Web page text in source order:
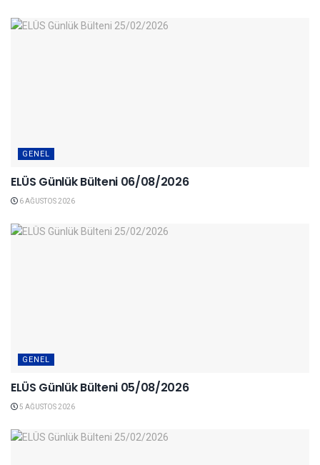
GENEL
ELÜS Günlük Bülteni 06/08/2026
6 AĞUSTOS 2026
GENEL
ELÜS Günlük Bülteni 05/08/2026
5 AĞUSTOS 2026